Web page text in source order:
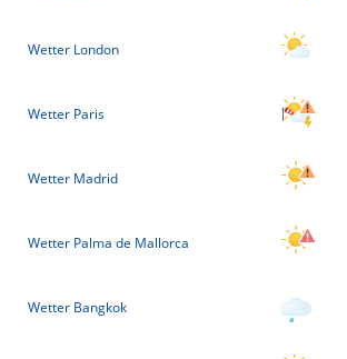
Wetter London
Wetter Paris
Wetter Madrid
Wetter Palma de Mallorca
Wetter Bangkok